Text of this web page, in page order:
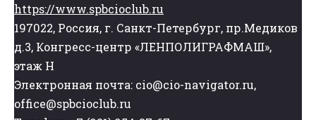
https://www.spbcioclub.ru
197022, Россия, г. Санкт-Петербург, пр.Медиков
д.3, Конгресс-центр «ЛЕНПОЛИГРАФМАШ»,
этаж Н
Электронная почта: cio@cio-navigator.ru,
office@spbcioclub.ru